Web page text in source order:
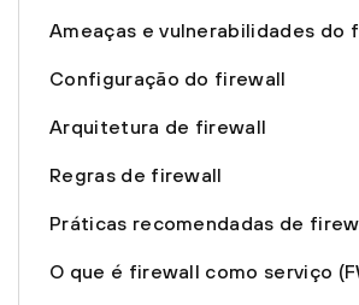
Ameaças e vulnerabilidades do
Configuração do firewall
Arquitetura de firewall
Regras de firewall
Práticas recomendadas de
O que é firewall como serviço